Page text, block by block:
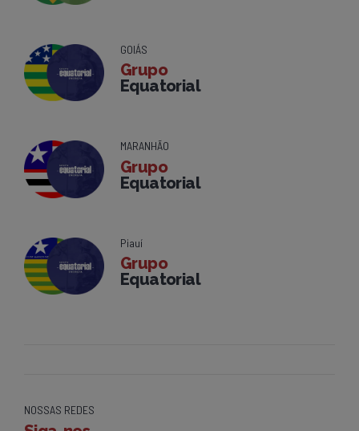
GOIÁS
Grupo
Equatorial
MARANHÃO
Grupo
Equatorial
Piauí
Grupo
Equatorial
NOSSAS REDES